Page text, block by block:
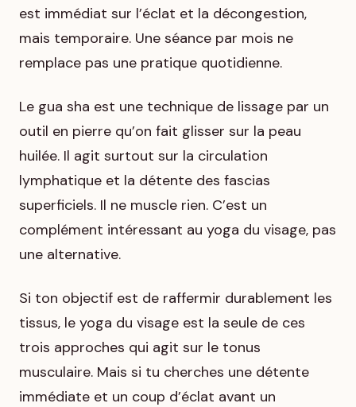
est immédiat sur l’éclat et la décongestion,
mais temporaire. Une séance par mois ne
remplace pas une pratique quotidienne.
Le gua sha est une technique de lissage par un
outil en pierre qu’on fait glisser sur la peau
huilée. Il agit surtout sur la circulation
lymphatique et la détente des fascias
superficiels. Il ne muscle rien. C’est un
complément intéressant au yoga du visage, pas
une alternative.
Si ton objectif est de raffermir durablement les
tissus, le yoga du visage est la seule de ces
trois approches qui agit sur le tonus
musculaire. Mais si tu cherches une détente
immédiate et un coup d’éclat avant un